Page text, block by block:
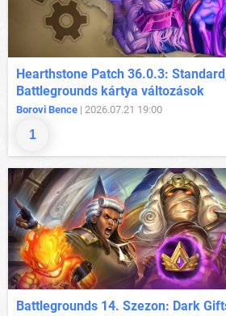
1
Hearthstone Patch 36.0.3:
Battlegrounds kártya változások
Borovi Bence | 2026.07.21 19:00
Battlegrounds 14. Szezon: Dark